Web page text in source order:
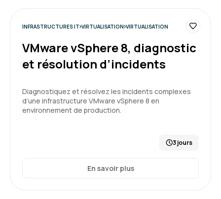
INFRASTRUCTURES IT VIRTUALISATION VIRTUALISATION
VMware vSphere 8, diagnostic
et résolution d’incidents
Diagnostiquez et résolvez les incidents complexes
d’une infrastructure VMware vSphere 8 en
environnement de production.
3 jours
En savoir plus